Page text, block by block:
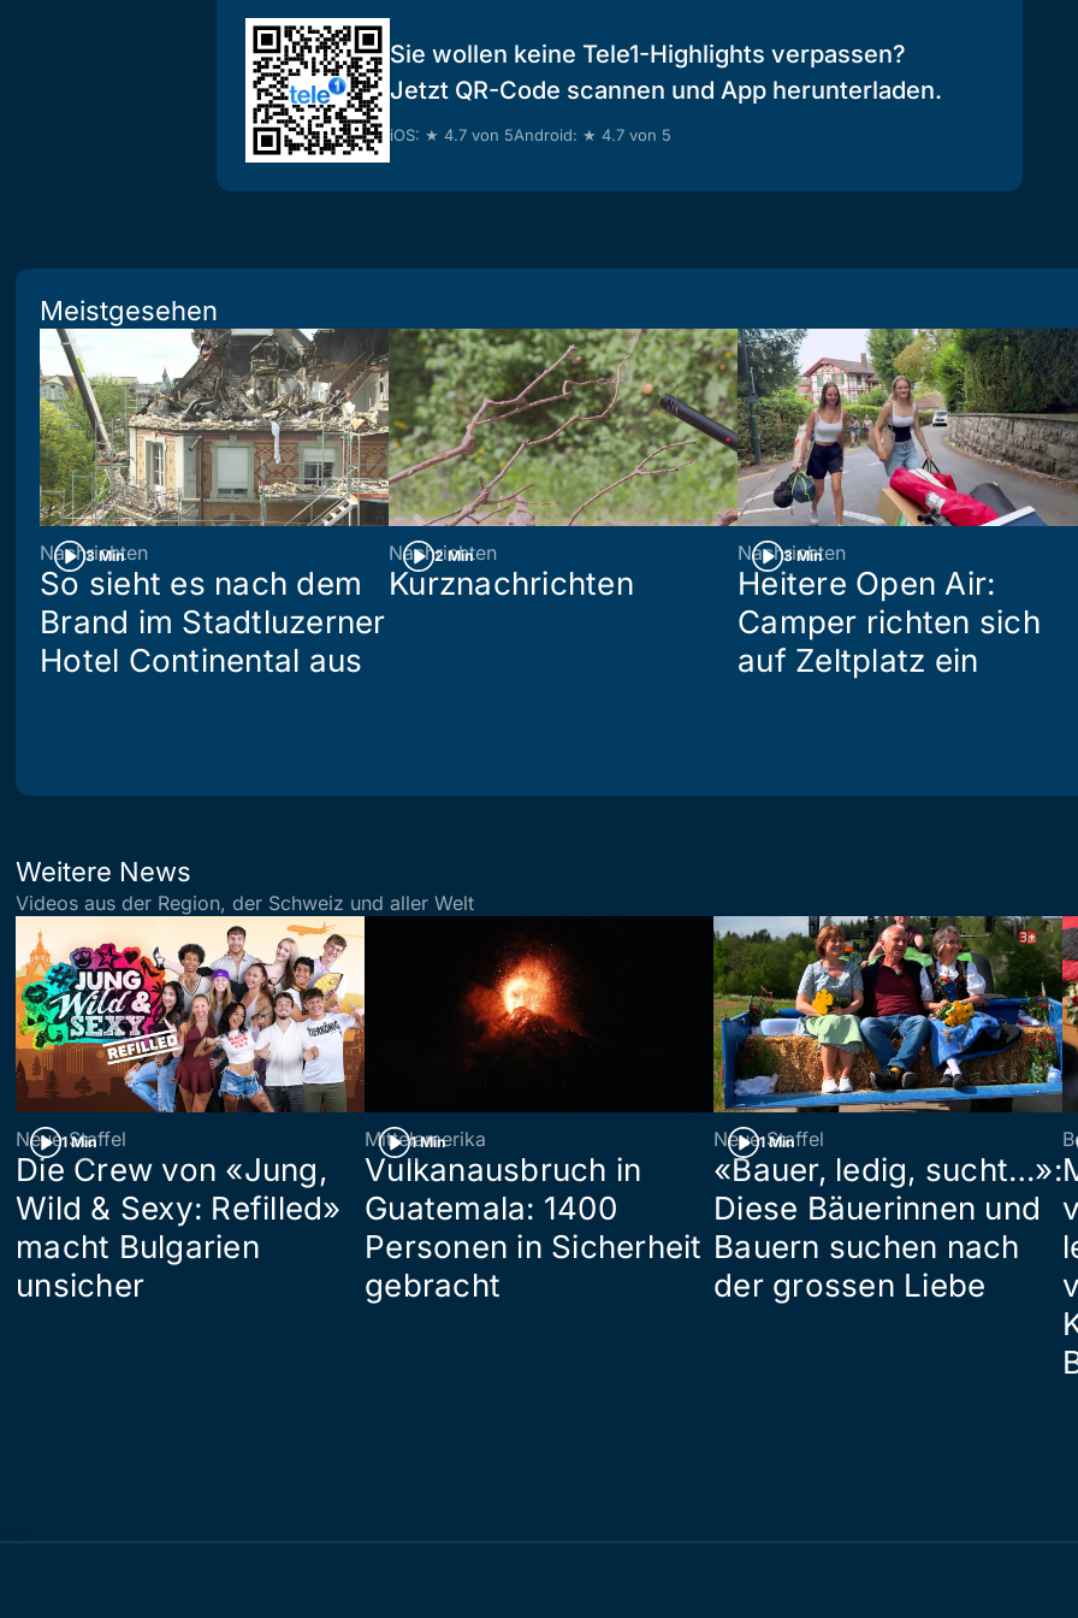
Sie wollen keine Tele1-Highlights verpassen?
Jetzt QR-Code scannen und App herunterladen.
iOS: ★ 4.7 von 5Android: ★ 4.7 von 5
Meistgesehen
3 Min
Nachrichten
So sieht es nach dem
Brand im Stadtluzerner
Hotel Continental aus
2 Min
Nachrichten
Kurznachrichten
3 Min
Nachrichten
Heitere Open Air:
Camper richten sich
auf Zeltplatz ein
Weitere News
Videos aus der Region, der Schweiz und aller Welt
1 Min
Neue Staffel
Die Crew von «Jung,
Wild & Sexy: Refilled»
macht Bulgarien
unsicher
1 Min
Mittelamerika
Vulkanausbruch in
Guatemala: 1400
Personen in Sicherheit
gebracht
1 Min
Neue Staffel
«Bauer, ledig, sucht…»:
Diese Bäuerinnen und
Bauern suchen nach
der grossen Liebe